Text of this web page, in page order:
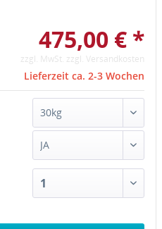
475,00 € *
zzgl. MwSt. zzgl. Versandkosten
Lieferzeit ca. 2-3 Wochen